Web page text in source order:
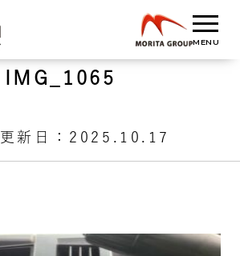
IMG_1065
更新日：2025.10.17